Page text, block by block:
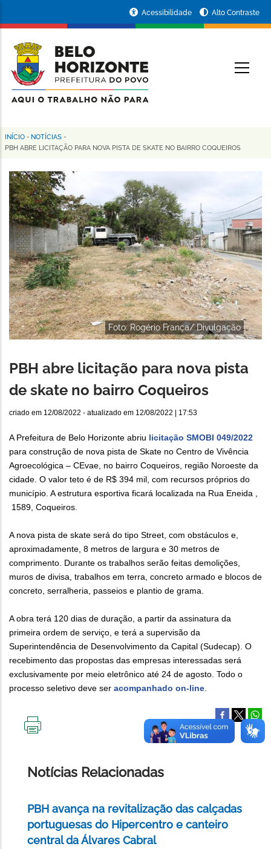
conteúdo
principal
da
Prefeitura
de
Horizonte
Acessibilidade Alto Contraste
Trilha
navegação
INÍCIO - NOTÍCIAS -
PBH ABRE LICITAÇÃO PARA NOVA PISTA DE SKATE NO BAIRRO COQUEIROS
Foto: Rogério França/ Divulgação
PBH abre licitação para nova pista
de skate no bairro Coqueiros
criado em 12/08/2022 - atualizado em 12/08/2022 | 17:53
A Prefeitura de Belo Horizonte abriu licitação SMOBI 049/2022
para construção de nova pista de Skate no Centro de Vivência
Agroecológica – CEvae, no bairro Coqueiros, região Noroeste da
cidade. O valor teto é de R$ 394 mil, com recursos próprios do
município. A estrutura esportiva ficará localizada na Rua Eneida ,
1589, Coqueiros.
A nova pista de skate será do tipo Street, com obstáculos e,
aproximadamente, 8 metros de largura e 30 metros de
comprimento. Durante os trabalhos serão feitas demolições,
muros de divisa, trabalhos em terra, concreto armado e blocos de
concreto, serralheria, passeios e plantio de grama.
A obra terá 120 dias de duração, a partir da assinatura da
primeira ordem de serviço, e terá a supervisão da
Superintendência de Desenvolvimento da Capital (Sudecap). O
recebimento das propostas das empresas interessadas será
exclusivamente por meio eletrônico até 24 de agosto. Todo o
processo seletivo deve ser acompanhado on-line.
Notícias Relacionadas
PBH avança na revitalização das calçadas
portuguesas do Hipercentro e canteiro
central da Álvares Cabral